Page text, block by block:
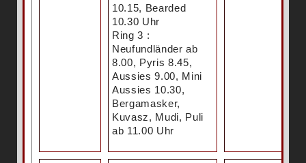
10.15, Bearded
10.30 Uhr
Ring 3 :
Neufundländer ab
8.00, Pyris 8.45,
Aussies 9.00, Mini
Aussies 10.30,
Bergamasker,
Kuvasz, Mudi, Puli
ab 11.00 Uhr